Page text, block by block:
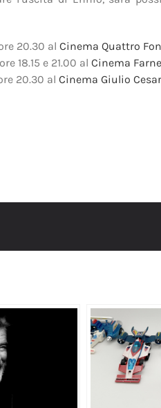
20.30 al Cinema Quattro
18.15 e 21.00 al Cinema
20.30 al Cinema Giulio